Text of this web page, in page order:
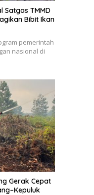
Satgas TMMD
Bibit Ikan
pemerintah
nasional di
Gerak Cepat